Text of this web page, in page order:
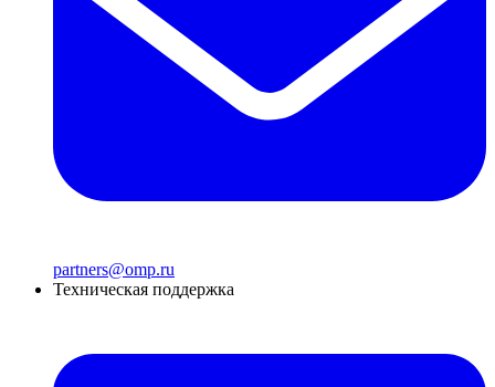
partners@omp.ru
Техническая поддержка